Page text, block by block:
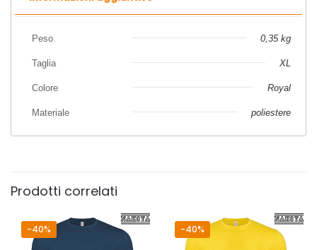
Peso 0,35 kg
Taglia XL
Colore Royal
Materiale poliestere
Prodotti correlati
-40% -40%